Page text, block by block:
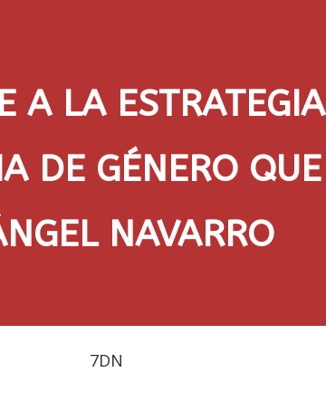
A LA ESTRATEGIA
DE GÉNERO QUE
NAVARRO
7DN